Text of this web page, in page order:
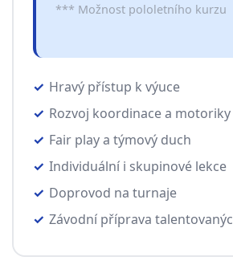
*** Možnost pololetního kurzu
Hravý přístup k výuce
Rozvoj koordinace a motoriky
Fair play a týmový duch
Individuální i skupinové lekce
Doprovod na turnaje
Závodní příprava